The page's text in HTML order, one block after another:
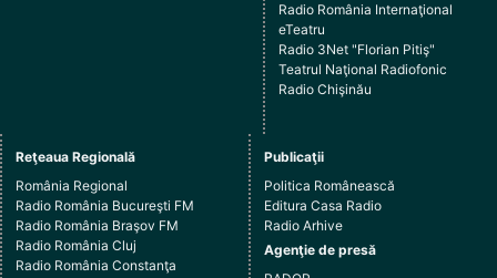
Radio România Internaţional
eTeatru
Radio 3Net "Florian Pitiş"
Teatrul Naţional Radiofonic
Radio Chişinău
Reţeaua Regională
România Regional
Radio România Bucureşti FM
Radio România Braşov FM
Radio România Cluj
Radio România Constanţa
Publicaţii
Politica Românească
Editura Casa Radio
Radio Arhive
Agenţie de presă